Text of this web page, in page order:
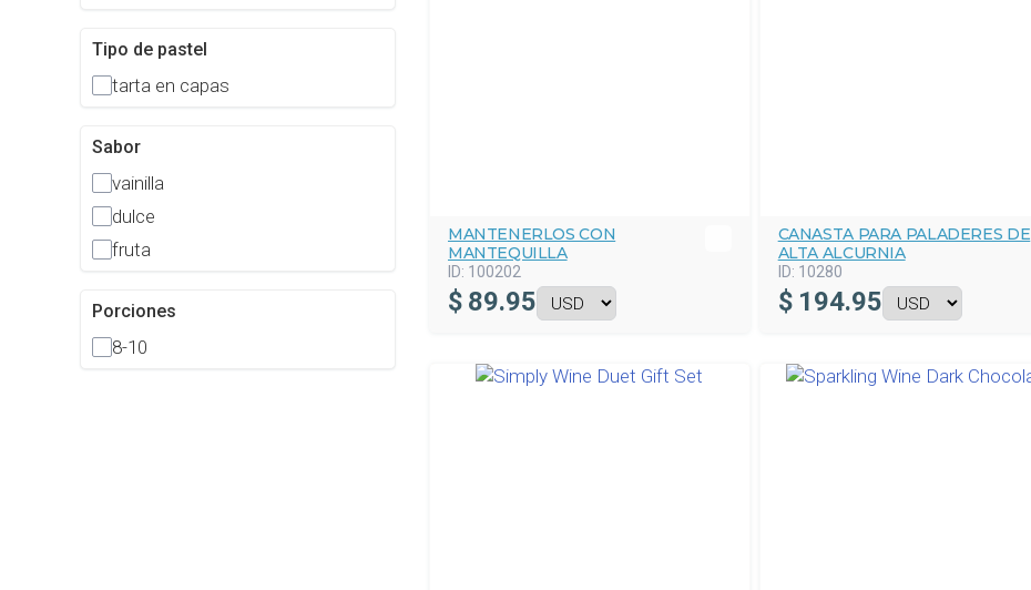
Tipo de pastel
tarta en capas
Sabor
vainilla
dulce
fruta
Porciones
8-10
MANTENERLOS CON
MANTEQUILLA
ID: 100202
$ 89.95
CANASTA PARA PALADERES DE
ALTA ALCURNIA
ID: 10280
$ 194.95